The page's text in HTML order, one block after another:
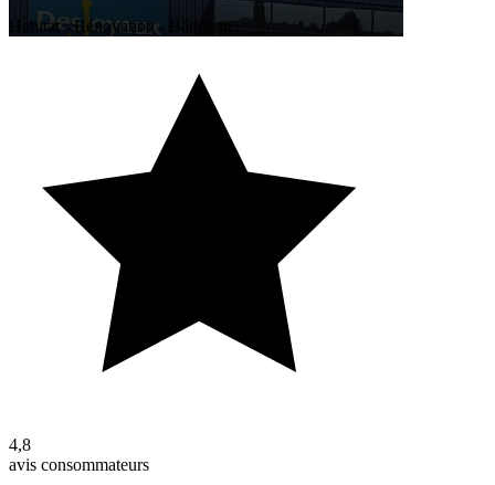
Habitat - Rénovation - Bâtiment
4,8
avis consommateurs